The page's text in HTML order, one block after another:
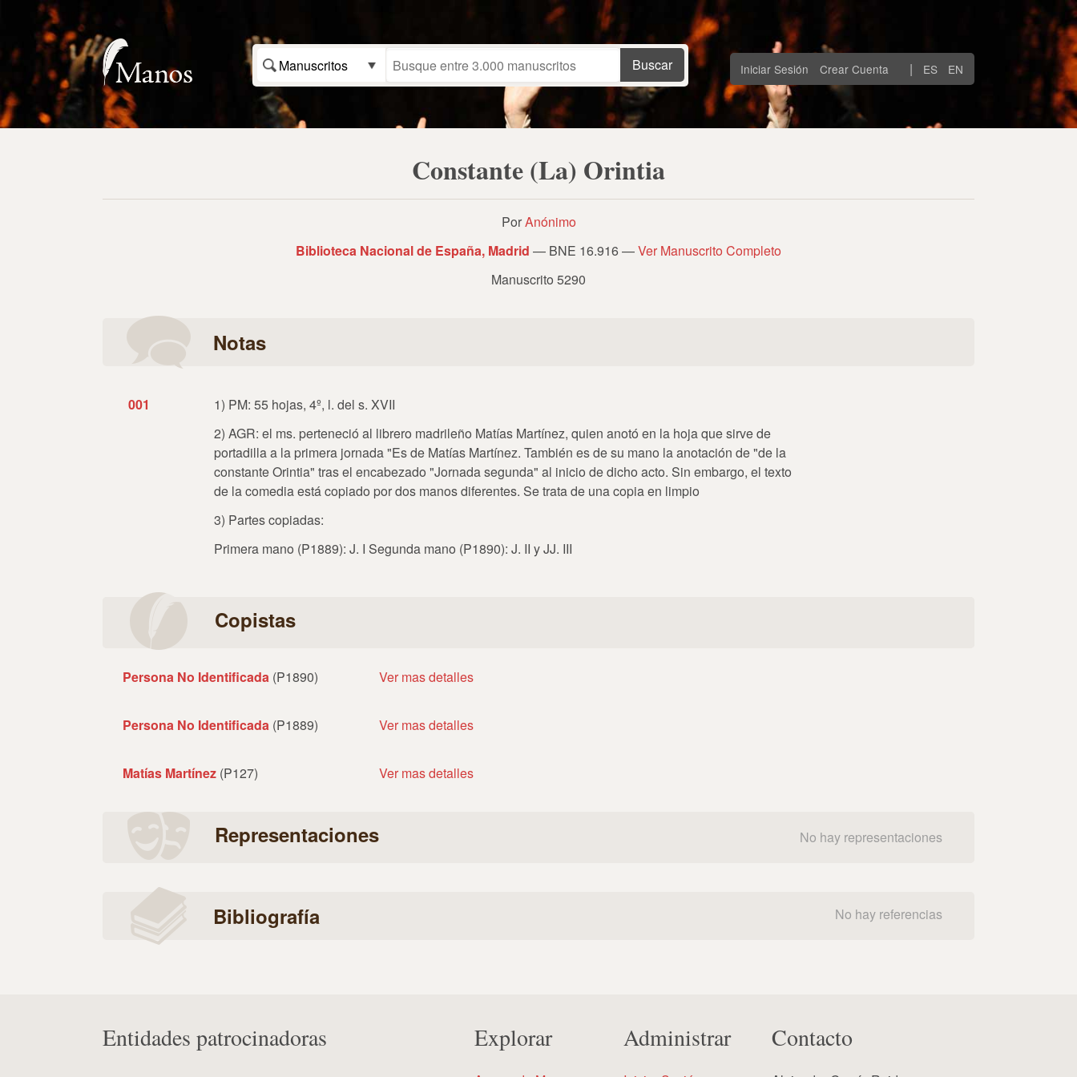
Manuscritos Iniciar Sesión Crear Cuenta | ES EN
Constante (La) Orintia
PorAnónimo
Biblioteca Nacional de España, Madrid — BNE 16.916 —Ver Manuscrito Completo
Manuscrito 5290
Notas
001
1) PM: 55 hojas, 4º, l. del s. XVII
2) AGR: el ms. perteneció al librero madrileño Matías Martínez, quien anotó en la hoja que sirve de
portadilla a la primera jornada "Es de Matías Martínez. También es de su mano la anotación de "de la
constante Orintia" tras el encabezado "Jornada segunda" al inicio de dicho acto. Sin embargo, el texto
de la comedia está copiado por dos manos diferentes. Se trata de una copia en limpio
3) Partes copiadas:
Primera mano (P1889): J. I Segunda mano (P1890): J. II y JJ. III
Copistas
Persona No Identificada (P1890) Ver mas detalles
Persona No Identificada (P1889) Ver mas detalles
Matías Martínez (P127) Ver mas detalles
Representaciones No hay representaciones
Bibliografía No hay referencias
Entidades patrocinadoras Explorar Administrar Contacto